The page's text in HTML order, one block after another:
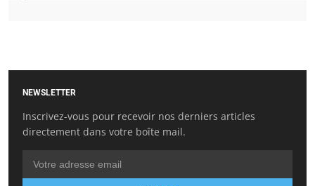
NEWSLETTER
Inscrivez-vous pour recevoir nos derniers articles
directement dans votre boîte mail.